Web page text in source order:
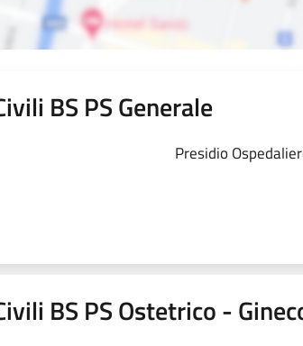
BS PS Generale
Presidio
BS PS Ostetrico -